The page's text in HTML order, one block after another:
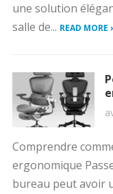
une solution
salle de... READ MORE
Comprendre
ergonomique
bureau peut avoir